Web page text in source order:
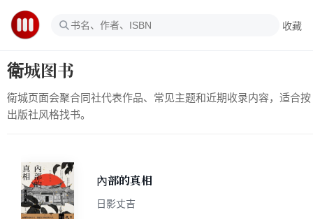
收藏
衛城图书
衛城页面会聚合同社代表作品、常见主题和近期收录内容，适合按
出版社风格找书。
內部的真相
日影丈吉